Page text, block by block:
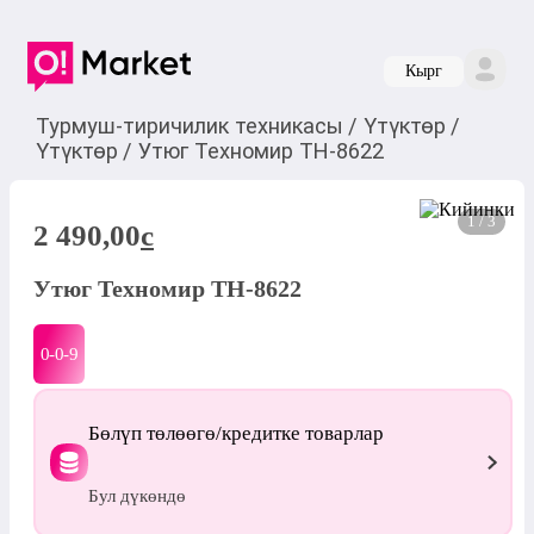
Кырг
Турмуш-тиричилик техникасы / Үтүктөр /
Үтүктөр / Утюг Техномир ТН-8622
1 / 3
2 490,00c
Утюг Техномир ТН-8622
0-0-9
Бөлүп төлөөгө/кредитке товарлар
Бул дүкөндө